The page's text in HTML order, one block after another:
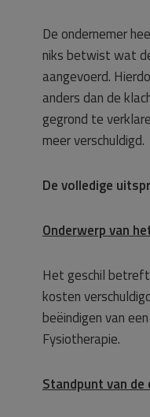
De ondernemer
niks betwist wat
aangevoerd.
anders dan de
gegrond te
meer verschuldigd.
De volledige
Onderwerp van
Het geschil
kosten
beëindigen van
Fysiotherapie.
Standpunt van